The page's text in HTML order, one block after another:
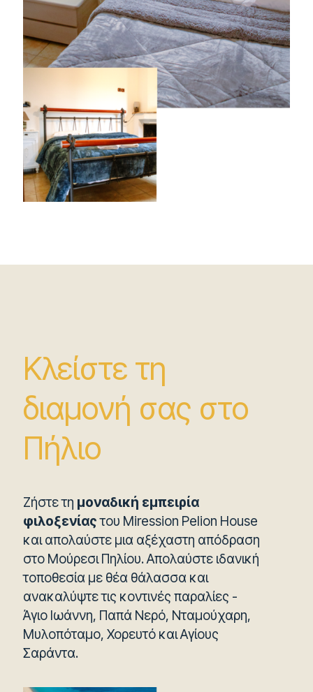
Κλείστε τη
διαμονή σας στο
Πήλιο
Ζήστε τη μοναδική εμπειρία
φιλοξενίαςτου Miression Pelion House
και απολαύστε μια αξέχαστη απόδραση
στο Μούρεσι Πηλίου. Απολαύστε ιδανική
τοποθεσία με θέα θάλασσα και
ανακαλύψτε τις κοντινές παραλίες -
Άγιο Ιωάννη, Παπά Νερό, Νταμούχαρη,
Μυλοπόταμο, Χορευτό και Αγίους
Σαράντα.